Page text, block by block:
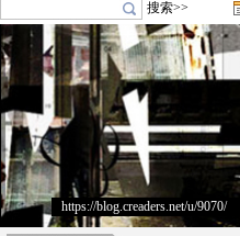
搜索>>
https://blog.creaders.net/u/9070/>